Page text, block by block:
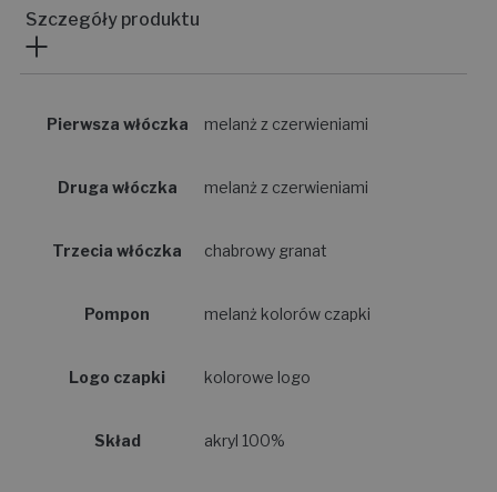
Szczegóły produktu
Pierwsza włóczka melanż z czerwieniami
Druga włóczka melanż z czerwieniami
Trzecia włóczka chabrowy granat
Pompon melanż kolorów czapki
Logo czapki kolorowe logo
Skład akryl 100%